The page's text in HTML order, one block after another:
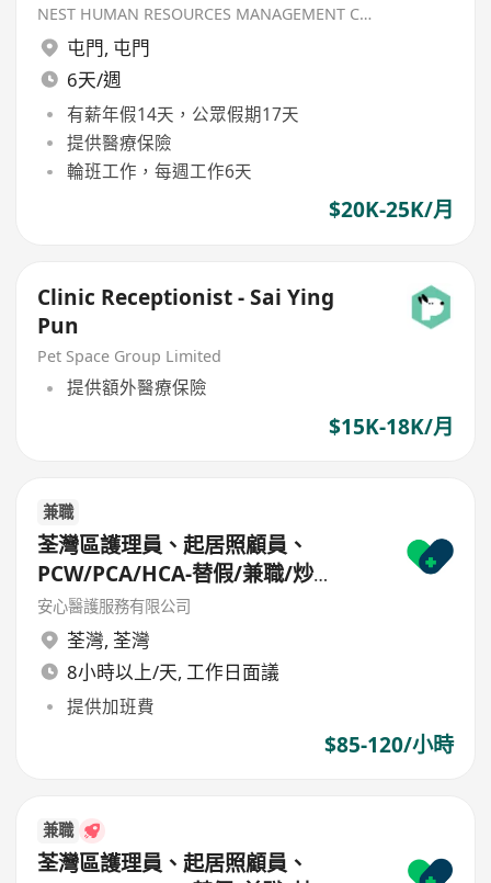
NEST HUMAN RESOURCES MANAGEMENT COMPANY
屯門, 屯門
6天/週
有薪年假14天，公眾假期17天
提供醫療保險
輪班工作，每週工作6天
$20K-25K/月
Clinic Receptionist - Sai Ying
Pun
Pet Space Group Limited
提供額外醫療保險
$15K-18K/月
兼職
荃灣區護理員、起居照顧員、
PCW/PCA/HCA-替假/兼職/炒
散/freelance/parttime
安心醫護服務有限公司
荃灣, 荃灣
8小時以上/天, 工作日面議
提供加班費
$85-120/小時
兼職
荃灣區護理員、起居照顧員、